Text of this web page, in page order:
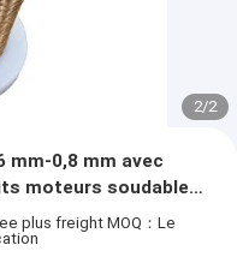
2/2
mm-0,8 mm avec
moteurs soudable
plus freight MOQ：Le